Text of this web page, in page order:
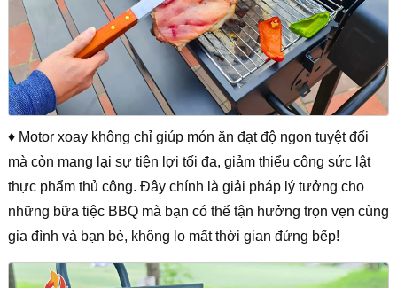
♦ Motor xoay không chỉ giúp món ăn đạt độ ngon tuyệt đối
mà còn mang lại sự tiện lợi tối đa, giảm thiểu công sức lật
thực phẩm thủ công. Đây chính là giải pháp lý tưởng cho
những bữa tiệc BBQ mà bạn có thể tận hưởng trọn vẹn cùng
gia đình và bạn bè, không lo mất thời gian đứng bếp!